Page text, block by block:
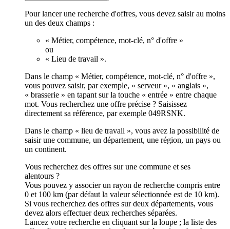
Pour lancer une recherche d'offres, vous devez saisir au moins
un des deux champs :
« Métier, compétence, mot-clé, n° d'offre »
ou
« Lieu de travail ».
Dans le champ « Métier, compétence, mot-clé, n° d'offre »,
vous pouvez saisir, par exemple, « serveur », « anglais »,
« brasserie » en tapant sur la touche « entrée » entre chaque
mot. Vous recherchez une offre précise ? Saisissez
directement sa référence, par exemple 049RSNK.
Dans le champ « lieu de travail », vous avez la possibilité de
saisir une commune, un département, une région, un pays ou
un continent.
Vous recherchez des offres sur une commune et ses
alentours ?
Vous pouvez y associer un rayon de recherche compris entre
0 et 100 km (par défaut la valeur sélectionnée est de 10 km).
Si vous recherchez des offres sur deux départements, vous
devez alors effectuer deux recherches séparées.
Lancez votre recherche en cliquant sur la loupe ; la liste des